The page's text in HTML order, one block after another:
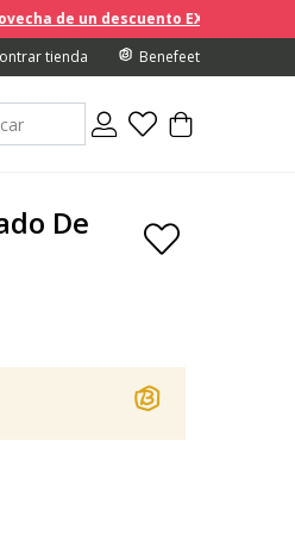
EXTRA del 10% en los
tienda Benefeet
De